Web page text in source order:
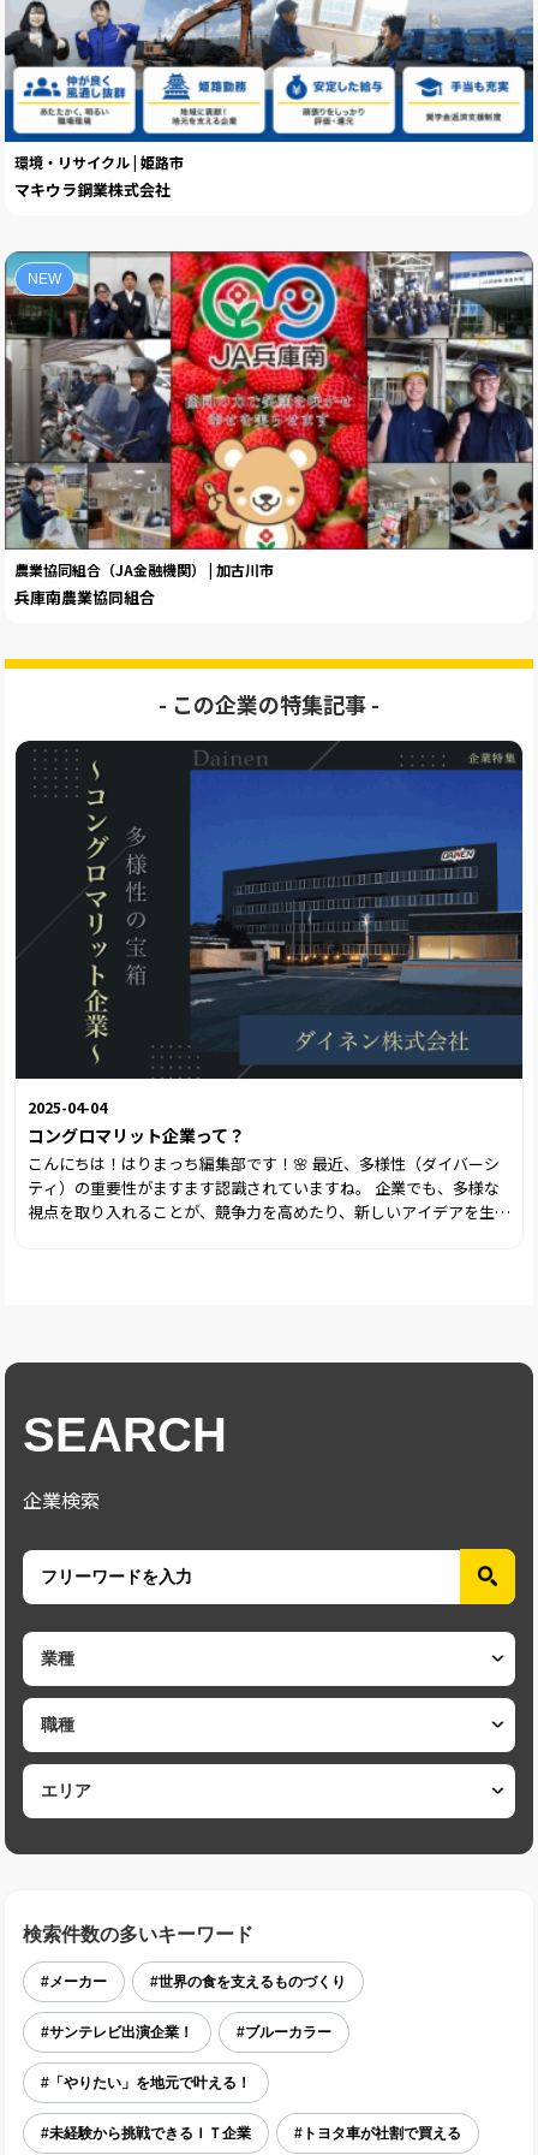
環境・リサイクル | 姫路市
マキウラ鋼業株式会社
NEW
農業協同組合（JA金融機関） | 加古川市
兵庫南農業協同組合
- この企業の特集記事️ -
2025-04-04
コングロマリット企業って？
こんにちは！はりまっち編集部です！🌸 最近、多様性（ダイバーシ
ティ）の重要性がますます認識されていますね。 企業でも、多様な
視点を取り入れることが、競争力を高めたり、新しいアイデアを生み
SEARCH
企業検索
検索件数の多いキーワード
#メーカー #世界の食を支えるものづくり
#サンテレビ出演企業！ #ブルーカラー
#「やりたい」を地元で叶える！
#未経験から挑戦できるＩＴ企業 #トヨタ車が社割で買える